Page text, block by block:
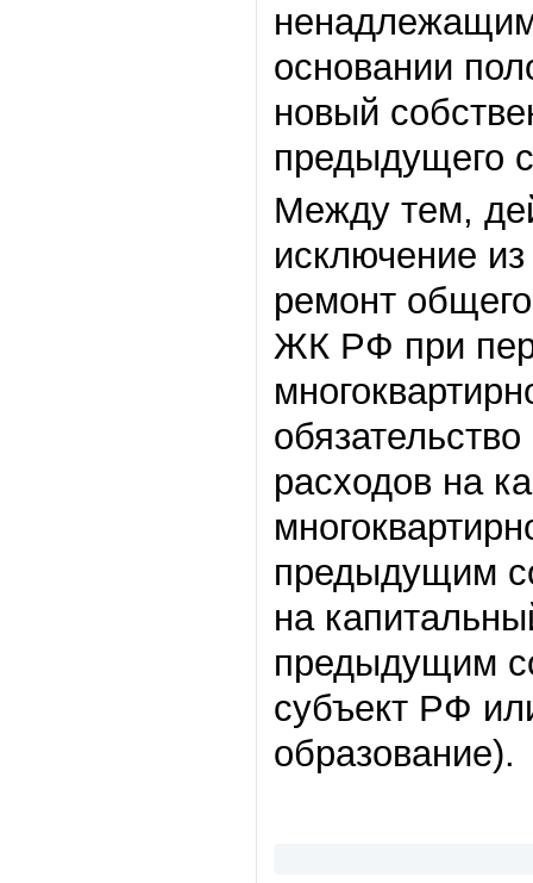
ненадлежащим
основании
новый
предыдущего
Между тем,
исключение
ремонт
ЖК РФ при
расходов на
предыдущим
на
предыдущим
субъект РФ
образование).